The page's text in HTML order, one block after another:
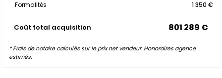
Formalités
1 350 €
Coût total acquisition 801 289 €
* Frais de notaire calculés sur le prix net vendeur. Honoraires agence
estimés.